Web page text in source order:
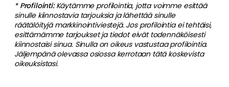
* Profilointi:Käytämme profilointia, jotta voimme esittää
sinulle kiinnostavia tarjouksia ja lähettää sinulle
räätälöityjä markkinointiviestejä. Jos profilointia ei tehtäisi,
esittämämme tarjoukset ja tiedot eivät todennäköisesti
kiinnostaisi sinua. Sinulla on oikeus vastustaa profilointia.
Jäljempänä olevassa osiossa kerrotaan tätä koskevista
oikeuksistasi.